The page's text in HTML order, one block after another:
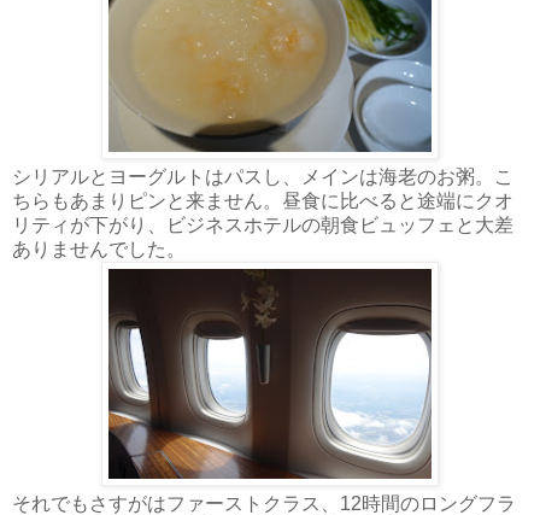
シリアルとヨーグルトはパスし、メインは海老のお粥。こ
ちらもあまりピンと来ません。昼食に比べると途端にクオ
リティが下がり、ビジネスホテルの朝食ビュッフェと大差
ありませんでした。
それでもさすがはファーストクラス、12時間のロングフラ